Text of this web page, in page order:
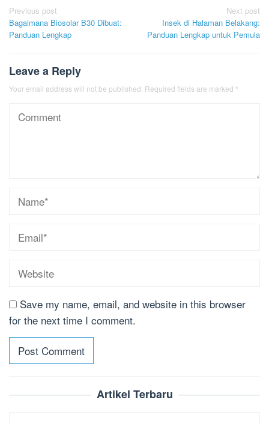
Post
navigation
Previous post
Bagaimana Biosolar B30 Dibuat:
Panduan Lengkap
Next post
Insek di Halaman Belakang:
Panduan Lengkap untuk Pemula
Leave a Reply
Your email address will not be published. Required fields are marked *
Save my name, email, and website in this browser
for the next time I comment.
Artikel Terbaru